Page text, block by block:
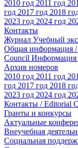
2010 год 2011 год
год 2017 год 2018
2023 год 2024 год
Контакты
Журнал Учебный
Общая информация /
Council Информация
Архив номеров
2010 год 2011 год
год 2017 год 2018
2023 год 2024 год
Контакты / Editorial
Гранты и конкурсы
Актуальные
Внеучебная
Социальная